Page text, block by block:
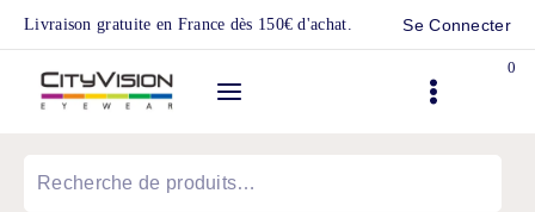
Skip
content
Livraison gratuite en France dès 150€ d'achat. Se Connecter
0